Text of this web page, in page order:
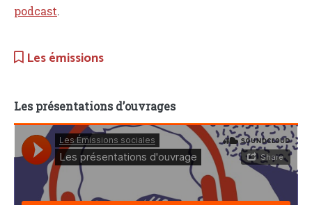
podcast.
Les émissions
Les présentations d’ouvrages